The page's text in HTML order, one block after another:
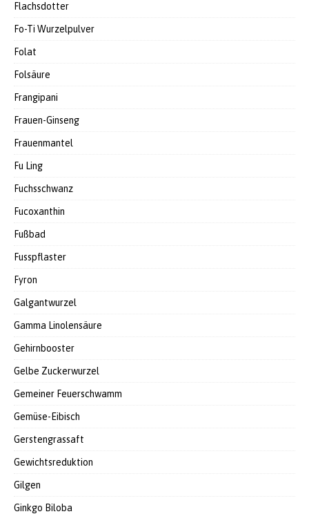
Flachsdotter
Fo-Ti Wurzelpulver
Folat
Folsäure
Frangipani
Frauen-Ginseng
Frauenmantel
Fu Ling
Fuchsschwanz
Fucoxanthin
Fußbad
Fusspflaster
Fyron
Galgantwurzel
Gamma Linolensäure
Gehirnbooster
Gelbe Zuckerwurzel
Gemeiner Feuerschwamm
Gemüse-Eibisch
Gerstengrassaft
Gewichtsreduktion
Gilgen
Ginkgo Biloba